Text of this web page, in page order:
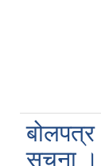
सूचना ।